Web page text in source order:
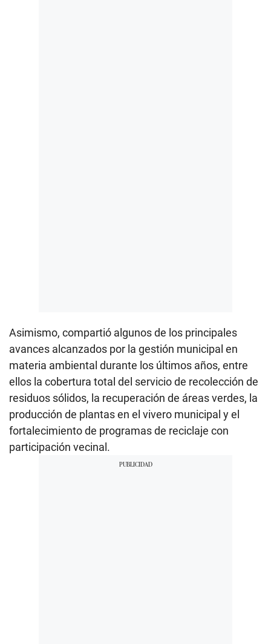
Asimismo, compartió algunos de los principales
avances alcanzados por la gestión municipal en
materia ambiental durante los últimos años, entre
ellos la cobertura total del servicio de recolección de
residuos sólidos, la recuperación de áreas verdes, la
producción de plantas en el vivero municipal y el
fortalecimiento de programas de reciclaje con
participación vecinal.